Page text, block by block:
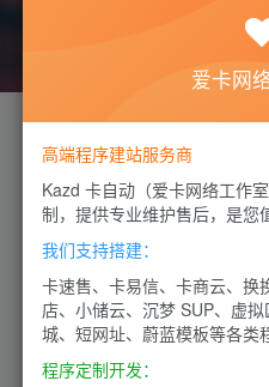
爱卡网
高端程序建站服务商
Kazd 卡自动（爱卡网络工作
制，提供专业维护售后，是您
我们支持搭建：
卡速售、卡易信、卡商云、换
店、小储云、沉梦 SUP、虚
城、短网址、蔚蓝模板等各类
程序定制开发：